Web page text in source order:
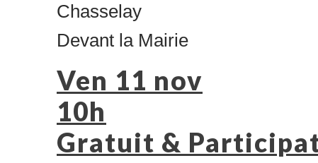
Chasselay
Devant la Mairie
Ven 11 nov
10h
Gratuit &